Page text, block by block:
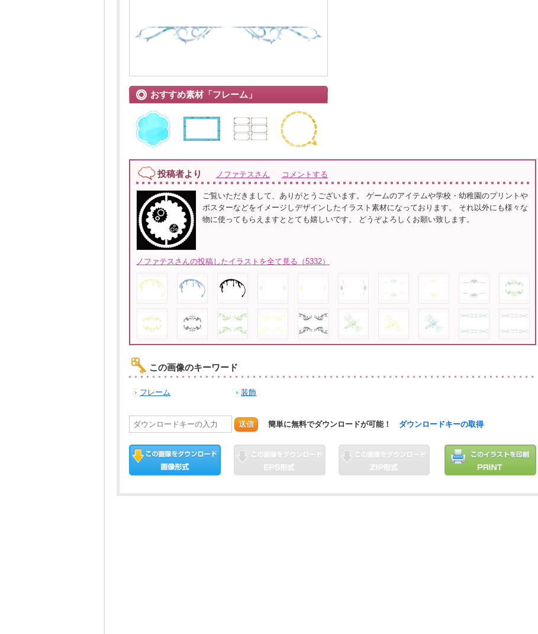
おすすめ素材「フレーム」
投稿者より ノファテスさん コメントする
ご覧いただきまして、ありがとうございます。 ゲームのアイテムや学校・幼稚園のプリントや
ポスターなどをイメージしデザインしたイラスト素材になっております。 それ以外にも様々な
物に使ってもらえますととても嬉しいです。 どうぞよろしくお願い致します。
ノファテスさんの投稿したイラストを全て見る（5332）
この画像のキーワード
フレーム 装飾
送信 簡単に無料でダウンロードが可能！ ダウンロードキーの取得